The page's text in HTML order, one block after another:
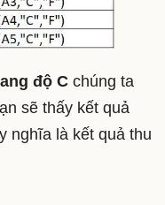
độ C chúng ta
sẽ thấy kết quả
nghĩa là kết quả thu